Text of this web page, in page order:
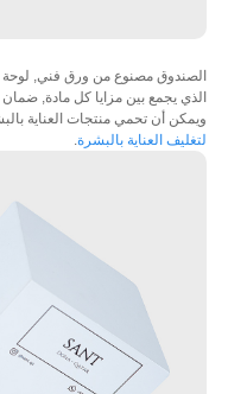
مصنوع من ورق فني, لوحة رمادية,
يجمع بين مزايا كل مادة, ضمان أن
أن تحمي منتجات العناية
العناية بالبشرة.